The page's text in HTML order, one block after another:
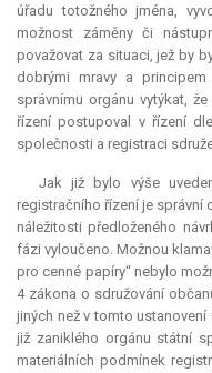
úřadu totožného jména,
možnost záměny či
považovat za situaci, jež by
dobrými mravy a
správnímu orgánu vytýkat,
řízení postupoval v řízení
společnosti a registraci
Jak již bylo výše
registračního řízení je správní
náležitosti předloženého
fázi vyloučeno. Možnou
pro cenné papíry“ nebylo
4 zákona o sdružování
jiných než v tomto
již zaniklého orgánu státní
materiálních podmínek